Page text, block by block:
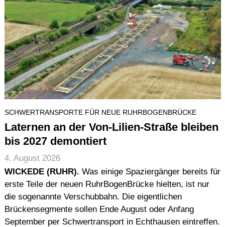
SCHWERTRANSPORTE FÜR NEUE RUHRBOGENBRÜCKE
Laternen an der Von-Lilien-Straße bleiben
bis 2027 demontiert
4. August 2026
WICKEDE (RUHR). Was einige Spaziergänger bereits für
erste Teile der neuen RuhrBogenBrücke hielten, ist nur
die sogenannte Verschubbahn. Die eigentlichen
Brückensegmente sollen Ende August oder Anfang
September per Schwertransport in Echthausen eintreffen.